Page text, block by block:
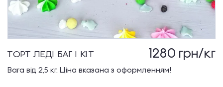
ТОРТ ЛЕДІ БАГ І КІТ 1280 грн/кг
Вага від 2,5 кг. Ціна вказана з оформленням!